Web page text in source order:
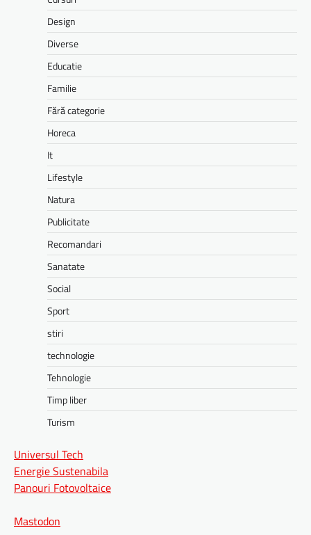
Design
Diverse
Educatie
Familie
Fără categorie
Horeca
It
Lifestyle
Natura
Publicitate
Recomandari
Sanatate
Social
Sport
stiri
technologie
Tehnologie
Timp liber
Turism
Universul Tech
Energie Sustenabila
Panouri Fotovoltaice
Mastodon